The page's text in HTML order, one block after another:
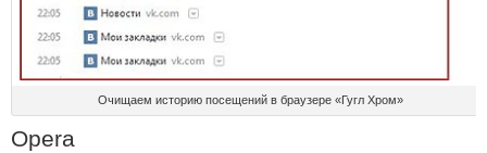
Очищаем историю посещений в браузере «Гугл Хром»
Opera